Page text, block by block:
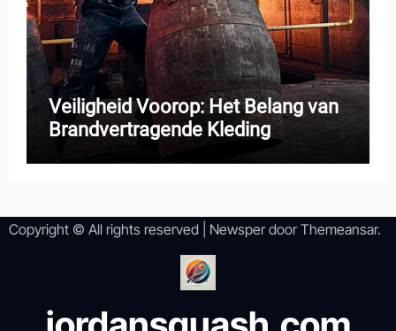
Veiligheid Voorop: Het Belang van
Brandvertragende Kleding
Copyright © All rights reserved NewsperdoorThemeansar.